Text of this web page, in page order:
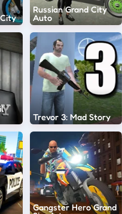
Russian Grand City
Auto
Trevor 3: Mad Story
Gangster Hero Grand